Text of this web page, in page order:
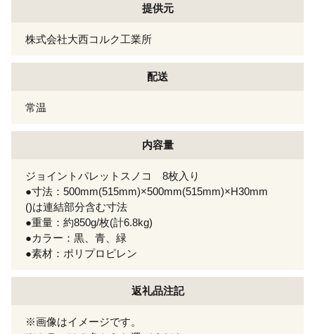
提供元
株式会社大西コルク工業所
配送
常温
内容量
ジョイントパレットスノコ 8枚入り
●寸法：500mm(515mm)×500mm(515mm)×H30mm
()は連結部分含む寸法
●重量：約850g/枚(計6.8kg)
●カラー：黒、青、緑
●素材：ポリプロピレン
返礼品注記
※画像はイメージです。